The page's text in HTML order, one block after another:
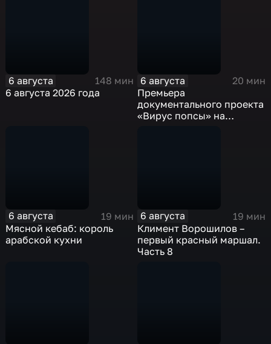
6 августа
148 мин
6 августа 2026 года
6 августа
20 мин
Премьера
документального проекта
«Вирус попсы» на
6 августа
19 мин
Мясной кебаб: король
арабской кухни
6 августа
19 мин
Климент Ворошилов –
первый красный маршал.
Часть 8